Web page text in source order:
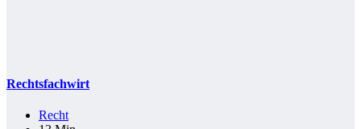
Rechtsfachwirt
Recht